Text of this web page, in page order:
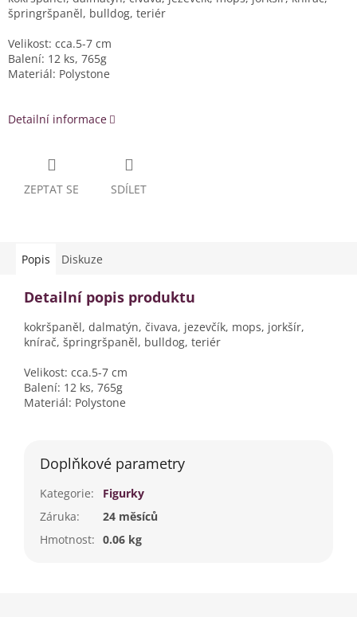
špringršpaněl, bulldog, teriér
Velikost: cca.5-7 cm
Balení: 12 ks, 765g
Materiál: Polystone
Detailní informace
ZEPTAT SE SDÍLET
Popis Diskuze
Detailní popis produktu
kokršpaněl, dalmatýn, čivava, jezevčík, mops, jorkšír,
knírač, špringršpaněl, bulldog, teriér
Velikost: cca.5-7 cm
Balení: 12 ks, 765g
Materiál: Polystone
Doplňkové parametry
Kategorie:
Figurky
Záruka:
24 měsíců
Hmotnost: 0.06 kg